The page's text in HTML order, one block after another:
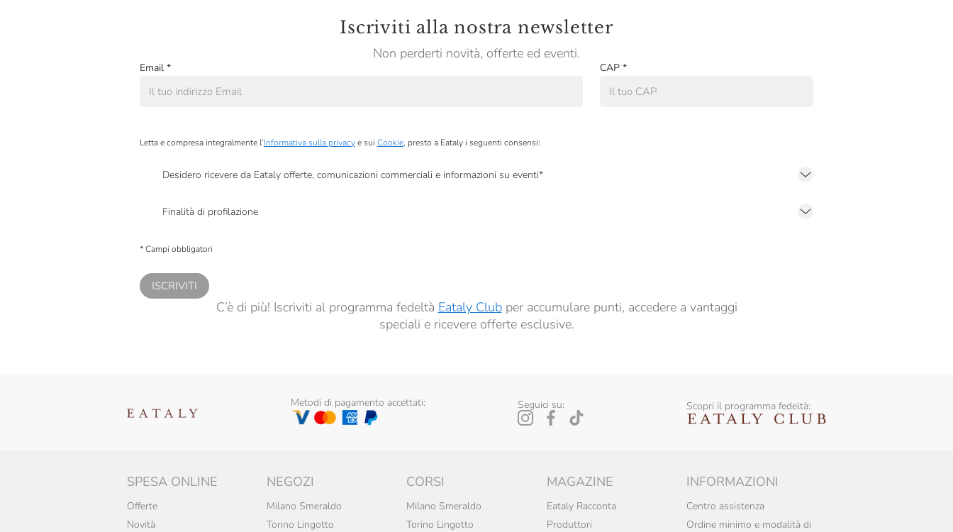
Dalpian
Duca D'Alba
Erberossi
Gardin
Giorgio Poeta
Giovanni Cova & C.
La Finestra Sul Cielo
Iscriviti alla nostra newsletter
Non perderti novità, offerte ed eventi.
Email * CAP *
Letta e compresa integralmente l’Informativa sulla privacye sui Cookie, presto a Eataly i seguenti consensi:
Desidero ricevere da Eataly offerte, comunicazioni commerciali e informazioni su eventi*
Finalità di profilazione
* Campi obbligatori
ISCRIVITI
C’è di più! Iscriviti al programma fedeltà Eataly Clubper accumulare punti, accedere a vantaggi
speciali e ricevere offerte esclusive.
Metodi di pagamento accettati: Seguici su: Scopri il programma fedeltà:
SPESA ONLINE
Offerte
Novità
NEGOZI
Milano Smeraldo
Torino Lingotto
CORSI
Milano Smeraldo
Torino Lingotto
MAGAZINE
Eataly Racconta
Produttori
INFORMAZIONI
Centro assistenza
Ordine minimo e modalità di